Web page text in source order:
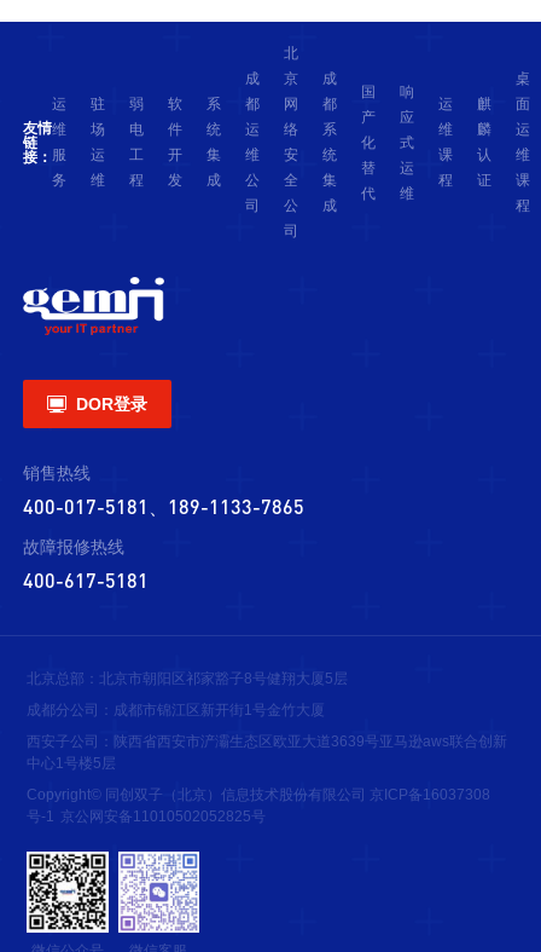
友情
链
接：
运
维
服
务
驻
场
运
维
弱
电
工
程
软
件
开
发
系
统
集
成
成
都
运
维
公
司
北
京
网
络
安
全
公
司
成
都
系
统
集
成
国
产
化
替
代
响
应
式
运
维
运
维
课
程
麒
麟
认
证
桌
面
运
维
课
程
 DOR登录
销售热线
400-017-5181、189-1133-7865
故障报修热线
400-617-5181
北京总部：北京市朝阳区祁家豁子8号健翔大厦5层
成都分公司：成都市锦江区新开街1号金竹大厦
西安子公司：陕西省西安市浐灞生态区欧亚大道3639号亚马逊aws联合创新
中心1号楼5层
Copyright© 同创双子（北京）信息技术股份有限公司 京ICP备16037308
号-1
京公网安备11010502052825号